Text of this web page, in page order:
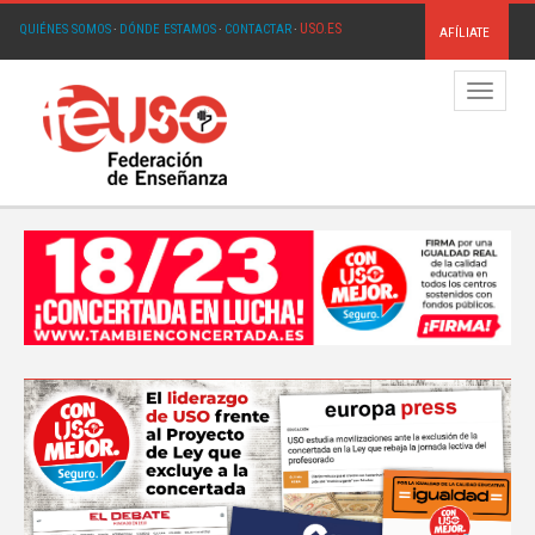
QUIÉNES SOMOS· DÓNDE ESTAMOS· CONTACTAR· USO.ES AFÍLIATE
Menú